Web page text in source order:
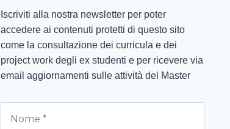
Iscriviti alla nostra newsletter per poter
accedere ai contenuti protetti di questo sito
come la consultazione dei curricula e dei
project work degli ex studenti e per ricevere via
email aggiornamenti sulle attività del Master